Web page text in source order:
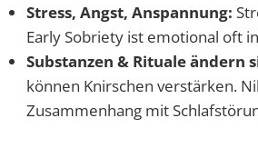
Stress, Angst, Anspannung:
Early Sobriety ist emotional oft
Substanzen & Rituale ändern
können Knirschen verstärken.
Zusammenhang mit